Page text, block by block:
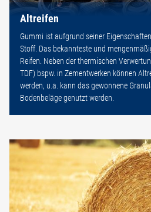
Altreifen
Gummi ist aufgrund seiner
Stoff. Das bekannteste und
Reifen. Neben der thermischen
TDF) bspw. in Zementwerken können
werden, u.a. kann das gewonnene
Bodenbeläge genutzt werden.